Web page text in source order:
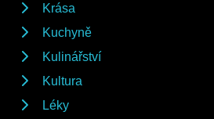
Krása
Kuchyně
Kulinářství
Kultura
Léky